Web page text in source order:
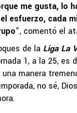
me gusta, lo
esfuerzo, cada
”, comentó el
de la Liga La
1, a la 25, es
manera
no sé,